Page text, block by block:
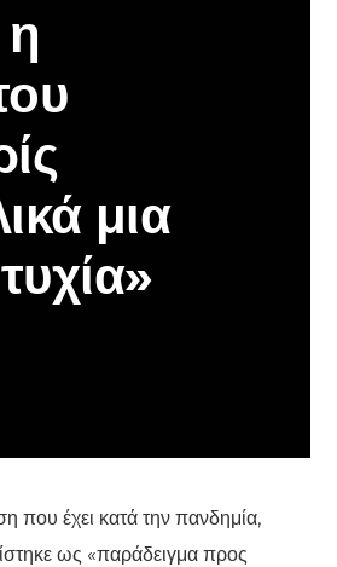
μια
που έχει κατά την πανδημία,
ως «παράδειγμα προς